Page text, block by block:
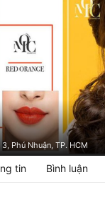
Phú Nhuận, TP. HCM
tin Bình luận